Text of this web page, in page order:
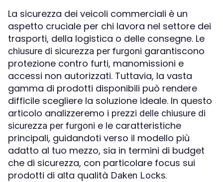
La sicurezza dei veicoli commerciali è un
aspetto cruciale per chi lavora nel settore dei
trasporti, della logistica o delle consegne. Le
chiusure di sicurezza per furgoni garantiscono
protezione contro furti, manomissioni e
accessi non autorizzati. Tuttavia, la vasta
gamma di prodotti disponibili può rendere
difficile scegliere la soluzione ideale. In questo
articolo analizzeremo i prezzi delle chiusure di
sicurezza per furgoni e le caratteristiche
principali, guidandoti verso il modello più
adatto al tuo mezzo, sia in termini di budget
che di sicurezza, con particolare focus sui
prodotti di alta qualità Daken Locks.